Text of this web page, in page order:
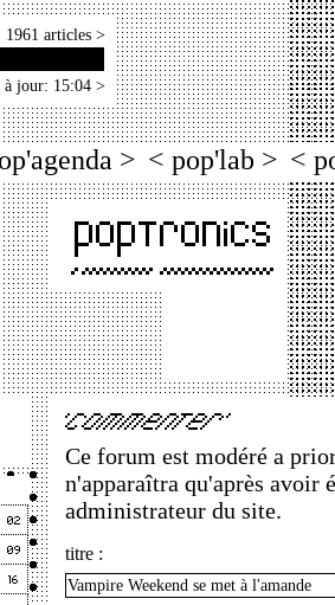
1961 articles >
à jour: 15:04 >
> < pop'lab > <
Ce forum est modéré a
n'apparaîtra qu'après avoir
administrateur du site.
titre :